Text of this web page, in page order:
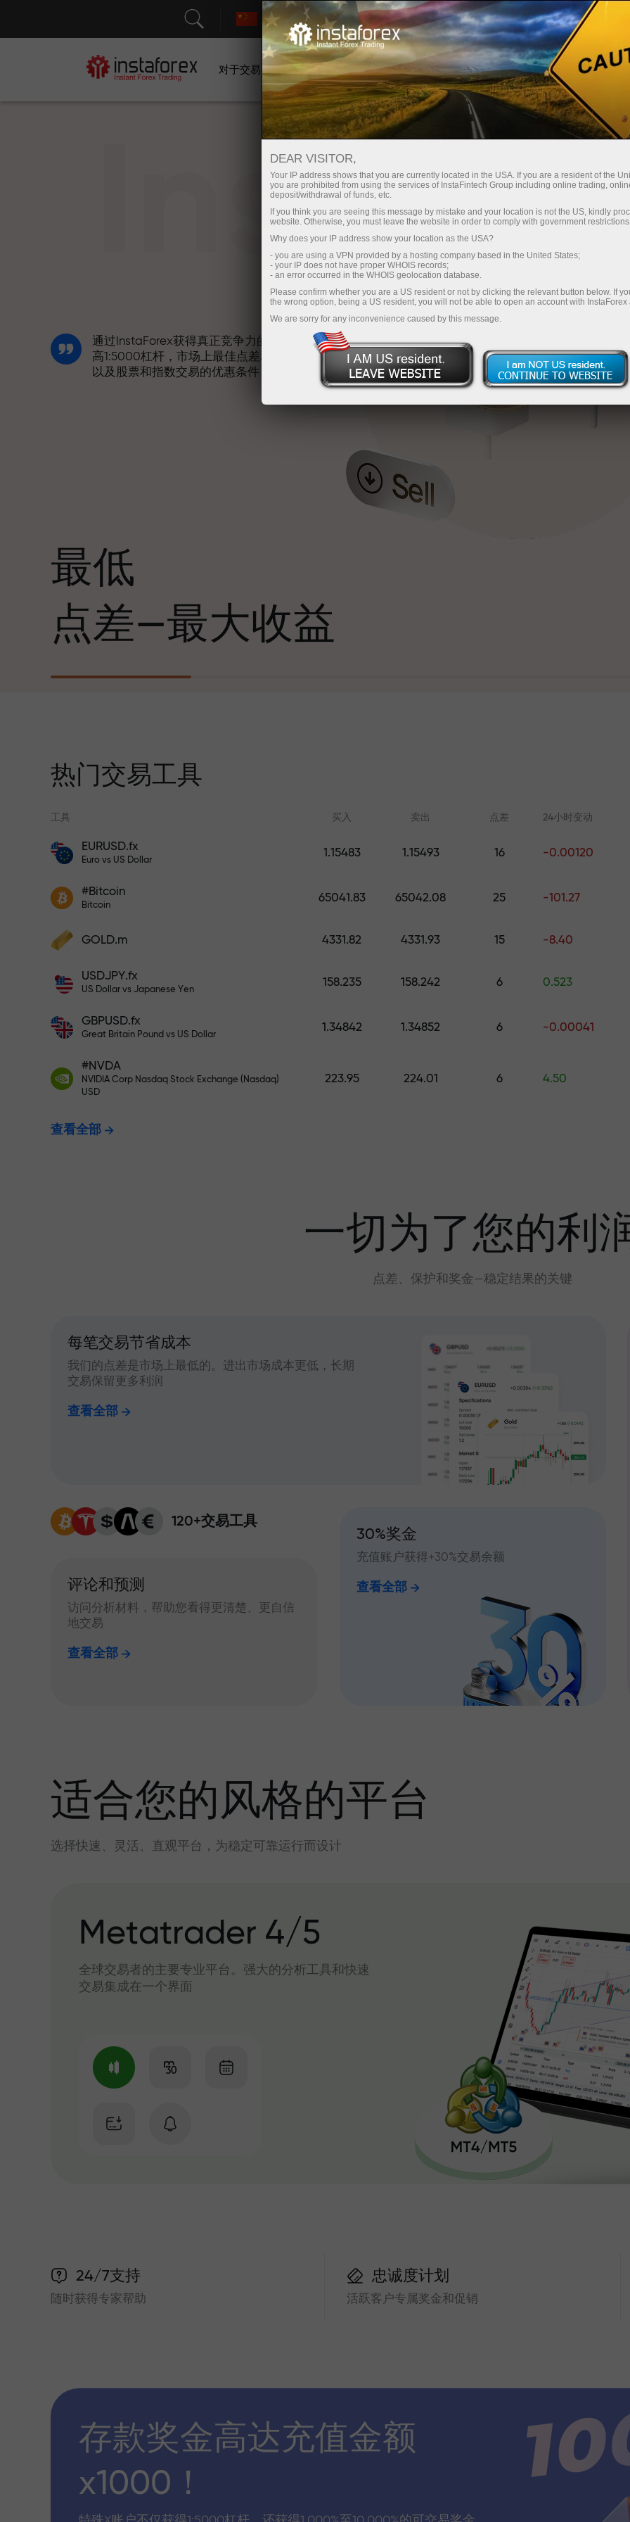
支持 即时开户 交易平台
对于交易者 对于合作伙伴 广告
通过InstaForex获得真正竞争力的机会：最
高1:5000杠杆，市场上最佳点差和手续费，
以及股票和指数交易的优惠条件
Loprais将刺激与纪律元素带入交易世界，
作为InstaForex合作伙伴，激励客户实现雄
心勃勃的目标
风险保险计划补偿您的亏损，并保证6个月
内利润增长3倍。放心交易—您的资金受到
充值账户—获得比存款大1000倍的奖金。
X1000不是印刷错误。存款越大，倍数越
最低
点差—最大收益
每笔存款
交易速度
与赛道速度
您的专属礼物大奖
无风险交易—
我们保证您的利润
最高X1000奖金—市场上最大
热门交易工具
工具 买入 卖出 点差 24小时变动
EURUSD.fx
Euro vs US Dollar
1.15483 1.15493 16 -0.00120
#Bitcoin
Bitcoin
65041.83 65042.08 25 -101.27
GOLD.m 4331.82 4331.93 15 -8.40
USDJPY.fx
US Dollar vs Japanese Yen
158.235 158.242 6 0.523
GBPUSD.fx
Great Britain Pound vs US Dollar
1.34842 1.34852 6 -0.00041
#NVDA
NVIDIA Corp Nasdaq Stock Exchange (Nasdaq)
USD
223.95 224.01 6 4.50
查看全部
从零开始学习交易—适合所有水
外汇、加密货币和期
一切为了您的利
点差、保护和奖金—稳定结果的关键
每笔交易节省成本
我们的点差是市场上最低的。进出市场成本更低，长期
交易保留更多利润
查看全部
120+交易工具
评论和预测
访问分析材料，帮助您看得更清楚、更自信
地交易
查看全部
30%奖金
充值账户获得+30%交易余额
查看全部
适合您的风格的平台
选择快速、灵活、直观平台，为稳定可靠运行而设计
Metatrader 4/5
全球交易者的主要专业平台。强大的分析工具和快速
交易集成在一个界面
24/7支持
随时获得专家帮助
忠诚度计划
活跃客户专属奖金和促销
存款奖金高达充值金额
x1000！
DEAR VISITOR,
Your IP address shows that you are currently located in the USA. If you are a resident of the
you are prohibited from using the services of InstaFintech Group including online trading,
deposit/withdrawal of funds, etc.
If you think you are seeing this message by mistake and your location is not the US, kindly
website. Otherwise, you must leave the website in order to comply with government
Why does your IP address show your location as the USA?
- you are using a VPN provided by a hosting company based in the United States;
- your IP does not have proper WHOIS records;
- an error occurred in the WHOIS geolocation database.
Please confirm whether you are a US resident or not by clicking the relevant button below. If
the wrong option, being a US resident, you will not be able to open an account with InstaForex
We are sorry for any inconvenience caused by this message.